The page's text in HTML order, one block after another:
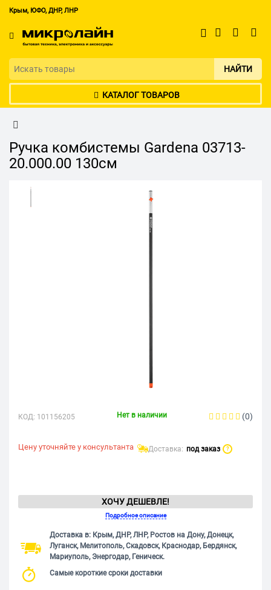
Крым, ЮФО, ДНР, ЛНР
НАЙТИ
КАТАЛОГ ТОВАРОВ
Ручка комбистемы Gardena 03713-
20.000.00 130см
КОД: 101156205 Нет в наличии (0)
Цену уточняйте у консультанта Доставка: под заказ ?
ХОЧУ ДЕШЕВЛЕ!
Подробное описание
Доставка в: Крым, ДНР, ЛНР, Ростов на Дону, Донецк,
Луганск, Мелитополь, Скадовск, Краснодар, Бердянск,
Мариуполь, Энергодар, Геническ.
Самые короткие сроки доставки